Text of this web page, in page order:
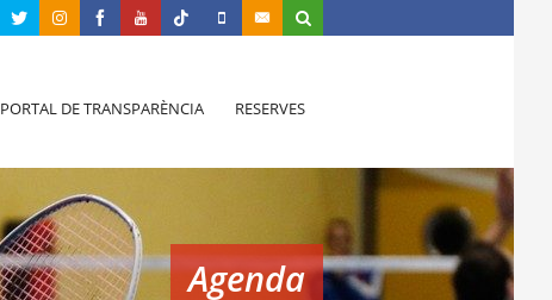
PORTAL DE TRANSPARÈNCIA RESERVES
Agenda